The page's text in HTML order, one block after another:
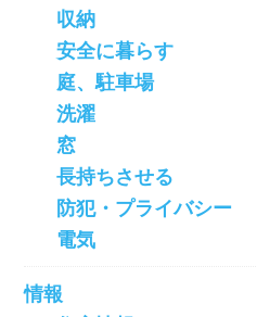
収納
安全に暮らす
庭、駐車場
洗濯
窓
長持ちさせる
防犯・プライバシー
電気
情報